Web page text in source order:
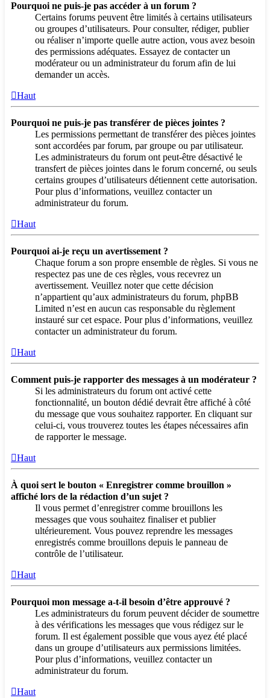
Pourquoi ne puis-je pas accéder à un forum ?
Certains forums peuvent être limités à certains utilisateurs
ou groupes d’utilisateurs. Pour consulter, rédiger, publier
ou réaliser n’importe quelle autre action, vous avez besoin
des permissions adéquates. Essayez de contacter un
modérateur ou un administrateur du forum afin de lui
demander un accès.
Haut
Pourquoi ne puis-je pas transférer de pièces jointes ?
Les permissions permettant de transférer des pièces jointes
sont accordées par forum, par groupe ou par utilisateur.
Les administrateurs du forum ont peut-être désactivé le
transfert de pièces jointes dans le forum concerné, ou seuls
certains groupes d’utilisateurs détiennent cette autorisation.
Pour plus d’informations, veuillez contacter un
administrateur du forum.
Haut
Pourquoi ai-je reçu un avertissement ?
Chaque forum a son propre ensemble de règles. Si vous ne
respectez pas une de ces règles, vous recevrez un
avertissement. Veuillez noter que cette décision
n’appartient qu’aux administrateurs du forum, phpBB
Limited n’est en aucun cas responsable du règlement
instauré sur cet espace. Pour plus d’informations, veuillez
contacter un administrateur du forum.
Haut
Comment puis-je rapporter des messages à un modérateur ?
Si les administrateurs du forum ont activé cette
fonctionnalité, un bouton dédié devrait être affiché à côté
du message que vous souhaitez rapporter. En cliquant sur
celui-ci, vous trouverez toutes les étapes nécessaires afin
de rapporter le message.
Haut
À quoi sert le bouton « Enregistrer comme brouillon »
affiché lors de la rédaction d’un sujet ?
Il vous permet d’enregistrer comme brouillons les
messages que vous souhaitez finaliser et publier
ultérieurement. Vous pouvez reprendre les messages
enregistrés comme brouillons depuis le panneau de
contrôle de l’utilisateur.
Haut
Pourquoi mon message a-t-il besoin d’être approuvé ?
Les administrateurs du forum peuvent décider de soumettre
à des vérifications les messages que vous rédigez sur le
forum. Il est également possible que vous ayez été placé
dans un groupe d’utilisateurs aux permissions limitées.
Pour plus d’informations, veuillez contacter un
administrateur du forum.
Haut